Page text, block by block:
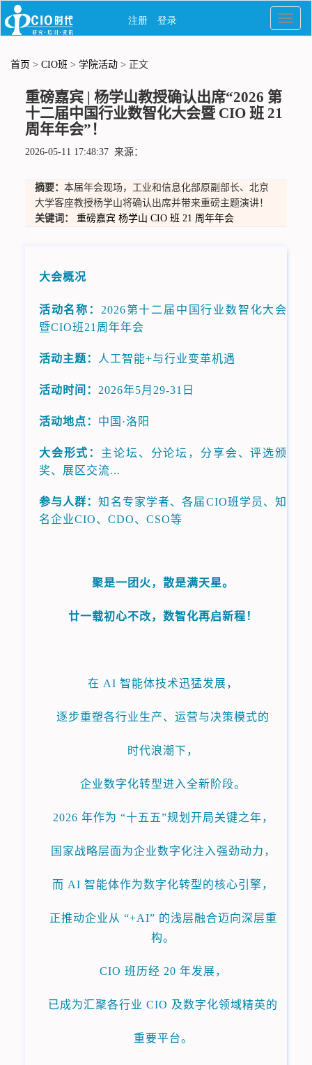
首页 > CIO班 > 学院活动 > 正文
重磅嘉宾 | 杨学山教授确认出席“2026 第
十二届中国行业数智化大会暨 CIO 班 21
周年年会”！
2026-05-11 17:48:37 来源：
摘要： 本届年会现场，工业和信息化部原副部长、北京
大学客座教授杨学山将确认出席并带来重磅主题演讲！
关键词：
重磅嘉宾 杨学山 CIO 班 21 周年年会
大会概况
活动名称： 2026第十二届中国行业数智化大会
暨CIO班21周年年会
活动主题： 人工智能+与行业变革机遇
活动时间： 2026年5月29-31日
活动地点： 中国·洛阳
大会形式： 主论坛、分论坛，分享会、评选颁
奖、展区交流...
参与人群：知名专家学者、各届CIO班学员、知
名企业CIO、CDO、CSO等
聚是一团火，散是满天星。
廿一载初心不改，数智化再启新程！
在 AI 智能体技术迅猛发展，
逐步重塑各行业生产、运营与决策模式的
时代浪潮下，
企业数字化转型进入全新阶段。
2026 年作为 “十五五”规划开局关键之年，
国家战略层面为企业数字化注入强劲动力，
而 AI 智能体作为数字化转型的核心引擎，
正推动企业从 “+AI” 的浅层融合迈向深层重
构。
CIO 班历经 20 年发展，
已成为汇聚各行业 CIO 及数字化领域精英的
重要平台。